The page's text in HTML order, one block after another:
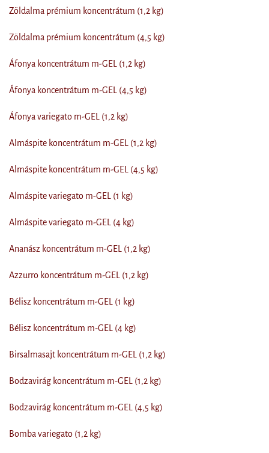
Zöldalma prémium koncentrátum (1,2 kg)
Zöldalma prémium koncentrátum (4,5 kg)
Áfonya koncentrátum m-GEL (1,2 kg)
Áfonya koncentrátum m-GEL (4,5 kg)
Áfonya variegato m-GEL (1,2 kg)
Almáspite koncentrátum m-GEL (1,2 kg)
Almáspite koncentrátum m-GEL (4,5 kg)
Almáspite variegato m-GEL (1 kg)
Almáspite variegato m-GEL (4 kg)
Ananász koncentrátum m-GEL (1,2 kg)
Azzurro koncentrátum m-GEL (1,2 kg)
Bélisz koncentrátum m-GEL (1 kg)
Bélisz koncentrátum m-GEL (4 kg)
Birsalmasajt koncentrátum m-GEL (1,2 kg)
Bodzavirág koncentrátum m-GEL (1,2 kg)
Bodzavirág koncentrátum m-GEL (4,5 kg)
Bomba variegato (1,2 kg)